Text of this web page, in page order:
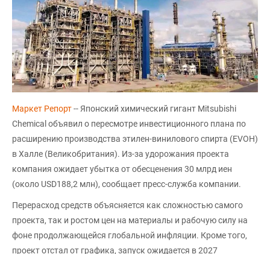
Маркет Репорт-- Японский химический гигант Mitsubishi
Chemical объявил о пересмотре инвестиционного плана по
расширению производства этилен-винилового спирта (EVOH)
в Халле (Великобритания). Из-за удорожания проекта
компания ожидает убытка от обесценения 30 млрд иен
(около USD188,2 млн), сообщает пресс-служба компании.
Перерасход средств объясняется как сложностью самого
проекта, так и ростом цен на материалы и рабочую силу на
фоне продолжающейся глобальной инфляции. Кроме того,
проект отстал от графика, запуск ожидается в 2027